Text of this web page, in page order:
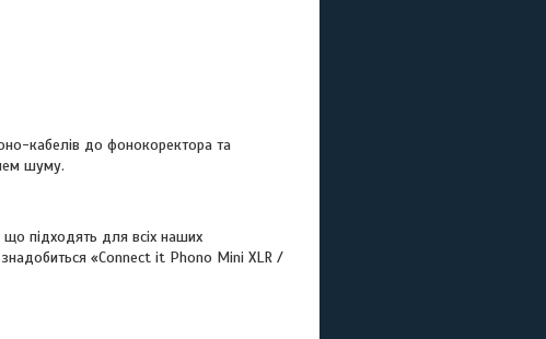
кабелів до фонокоректора та
шуму.
підходять для всіх наших
«Connect it Phono Mini XLR /